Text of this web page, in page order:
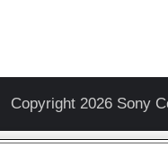
Copyright 2026 Sony